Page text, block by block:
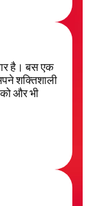
है। बस एक
शक्तिशाली
और भी